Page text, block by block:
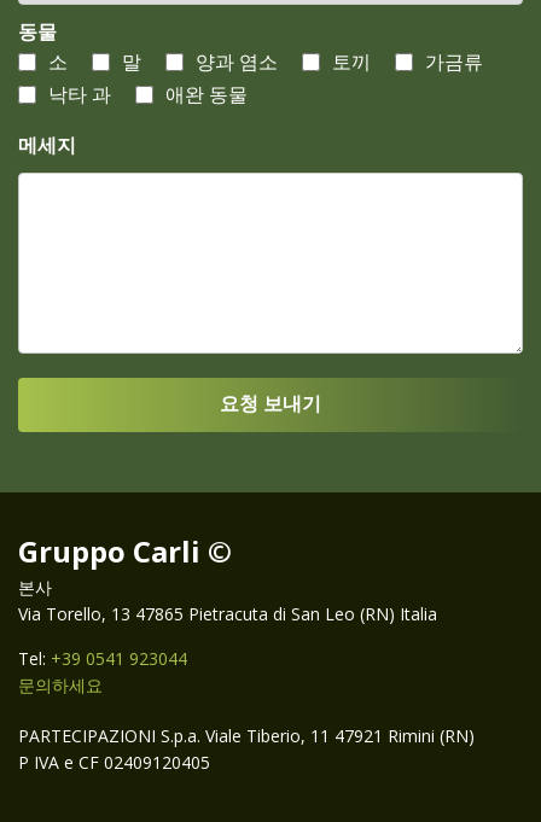
동물
소
말 양과 염소 토끼
가금류
낙타 과
애완 동물
메세지
Gruppo Carli ©
본사
Via Torello, 13 47865 Pietracuta di San Leo (RN) Italia
Tel: +39 0541 923044
문의하세요
PARTECIPAZIONI S.p.a. Viale Tiberio, 11 47921 Rimini (RN)
P IVA e CF 02409120405